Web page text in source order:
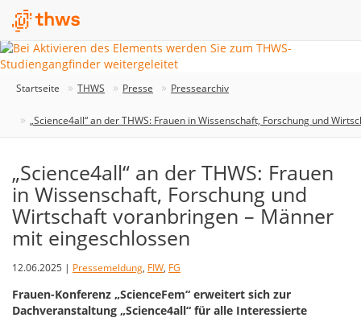
Startseite THWS Presse Pressearchiv
„Science4all“ an der THWS: Frauen in Wissenschaft, Forschung und
„Science4all“ an der THWS: Frauen
in Wissenschaft, Forschung und
Wirtschaft voranbringen – Männer
mit eingeschlossen
12.06.2025 | Pressemeldung, FIW, FG
Frauen-Konferenz „ScienceFem“ erweitert sich zur
Dachveranstaltung „Science4all“ für alle Interessierte